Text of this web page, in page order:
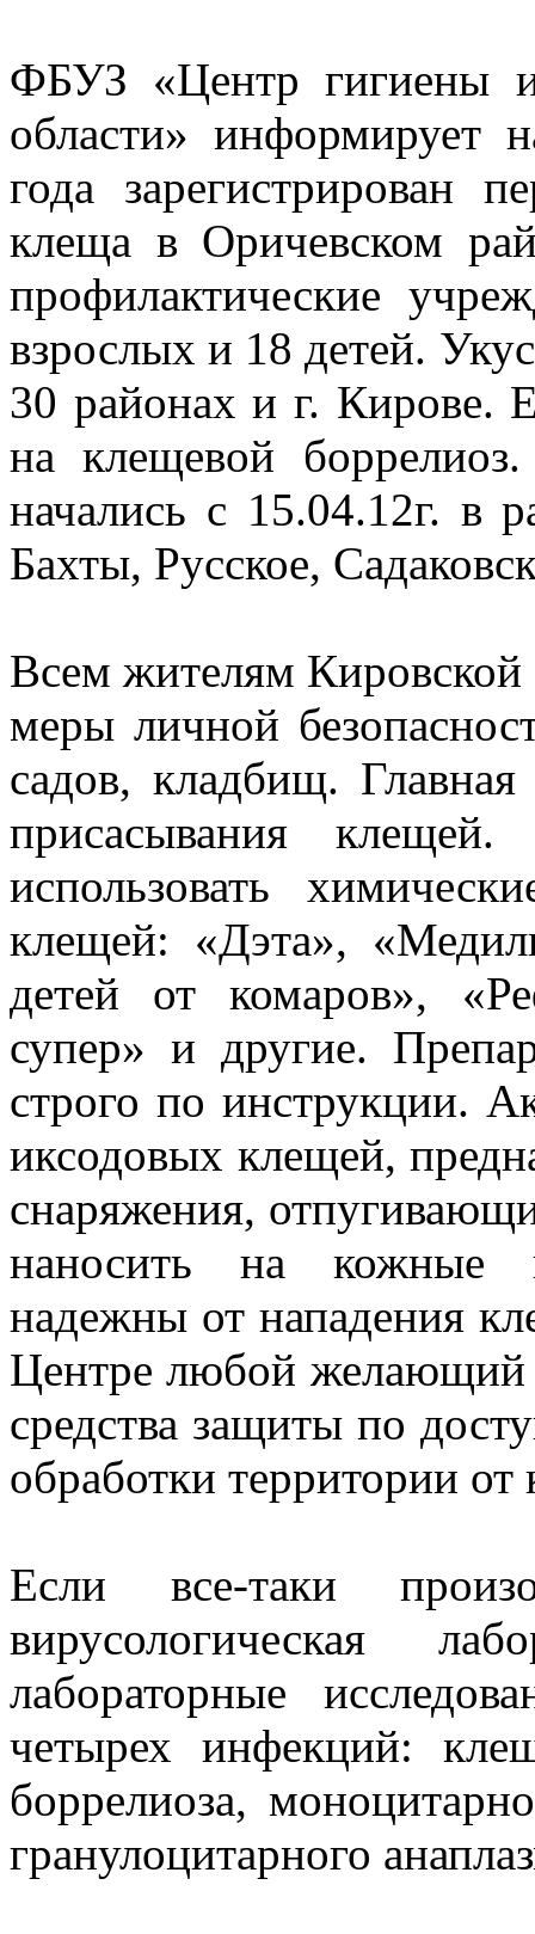
ФБУЗ «Центр гигиены
области» информирует
года зарегистрирован
клеща в Оричевском
профилактические
взрослых и 18 детей.
30 районах и г. Кирове.
на клещевой
начались с 15.04.12г. в
Бахты, Русское,
Всем жителям Кировской
меры личной
садов, кладбищ.
присасывания
использовать
клещей: «Дэта»,
детей от комаров»,
супер» и другие.
строго по инструкции.
иксодовых клещей,
снаряжения,
наносить на кожные
надежны от нападения
Центре любой желающий
средства защиты по
обработки территории
Если все-таки
вирусологическая
лабораторные
четырех инфекций:
боррелиоза,
гранулоцитарного